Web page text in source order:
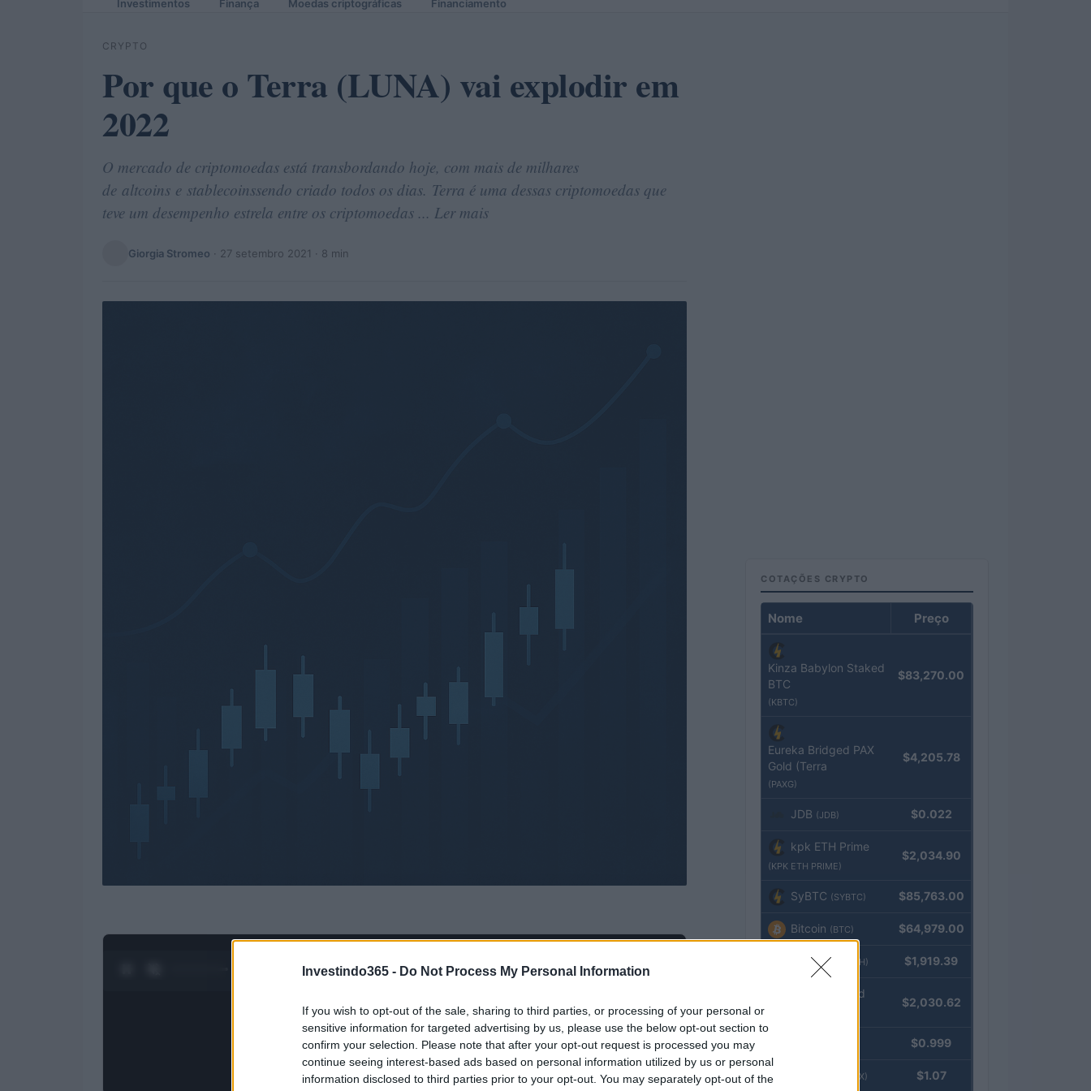
Investindo365 - Do Not Process My Personal Information
If you wish to opt-out of the sale, sharing to third parties, or processing of your personal or
sensitive information for targeted advertising by us, please use the below opt-out section to
confirm your selection. Please note that after your opt-out request is processed you may
continue seeing interest-based ads based on personal information utilized by us or personal
information disclosed to third parties prior to your opt-out. You may separately opt-out of the
Investimentos Finança Moedas criptográficas Financiamento
CRYPTO
Por que o Terra (LUNA) vai explodir em
2022
O mercado de criptomoedas está transbordando hoje, com mais de milhares
de altcoins e stablecoinssendo criado todos os dias. Terra é uma dessas criptomoedas que
teve um desempenho estrela entre os criptomoedas ... Ler mais
Giorgia Stromeo · 27 setembro 2021 · 8 min
1/4 POWERED BY AdhubMedia
COTAÇÕES CRYPTO
Nome Preço
Kinza Babylon Staked
BTC
(KBTC)
$83,270.00
Eureka Bridged PAX
Gold (Terra
(PAXG)
$4,205.78
JDB (JDB) $0.022
kpk ETH Prime
(KPK ETH PRIME)
$2,034.90
SyBTC (SYBTC) $85,763.00
Bitcoin (BTC) $64,979.00
Ethereum (ETH) $1,919.39
kpk ETH Yield
$2,030.62
$0.999
(USDEX) $1.07